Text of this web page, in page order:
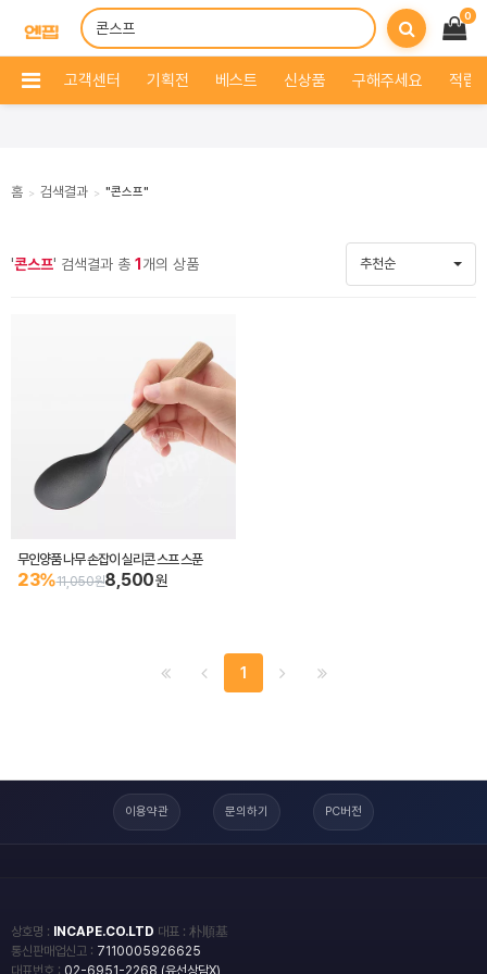
0
고객센터 기획전 베스트 신상품 구해주세요 적립
홈 > 검색결과 > "콘스프"
'콘스프' 검색결과 총 1 개의 상품 추천순
무인양품 나무 손잡이 실리콘 스프 스푼
23%11,050원8,500원
1
이용약관 문의하기 PC버전
상호명 : INCAPE.CO.LTD 대표 : 朴順基
통신판매업신고 : 7110005926625
대표번호 : 02-6951-2268 (유선상담X)